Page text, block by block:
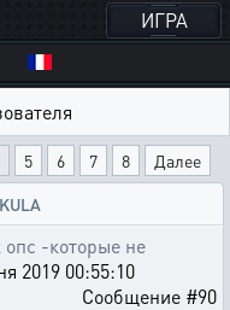
ИГРА
5 6 7 8
Далее
опс -которые не
2019 00:55:10
Сообщение #90